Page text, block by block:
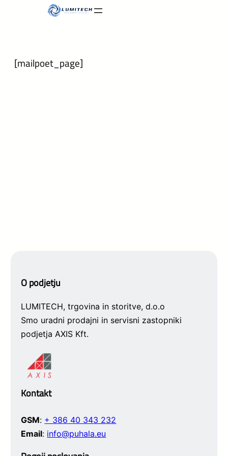
[mailpoet_page]
O podjetju
LUMITECH, trgovina in storitve, d.o.o
Smo uradni prodajni in servisni zastopniki
podjetja AXIS Kft.
Kontakt
GSM: + 386 40 343 232
Email: info@puhala.eu